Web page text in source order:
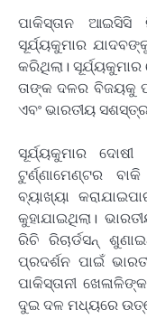
ପାକିସ୍ତାନ
ସୂର୍ଯ୍ୟକୁମାର
କରିଥିଲା।
ତାଙ୍କ ଦଳର ବିଜୟକୁ
ଏବଂ ଭାରତୀୟ
ସୂର୍ଯ୍ୟକୁମାର
ଟୁର୍ଣ୍ଣାମେଣ୍ଟର
ବ୍ୟାଖ୍ୟା
କୁହାଯାଇଥିଲା।
ରିଚି ରିଚାର୍ଡସନ୍
ପ୍ରଦର୍ଶନ ପାଇଁ
ପାକିସ୍ତାନୀ
ଦୁଇ ଦଳ ମଧ୍ୟରେ